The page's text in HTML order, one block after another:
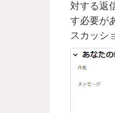
対する返
す必要が
スカッシ